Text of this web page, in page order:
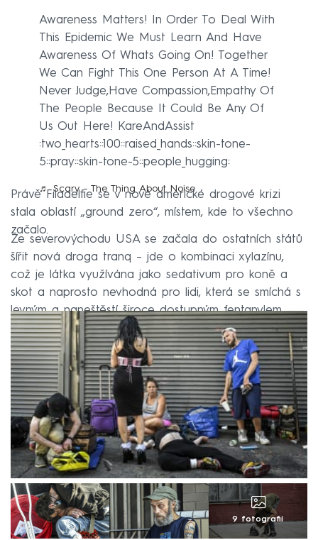
Awareness Matters! In Order To Deal With
This Epidemic We Must Learn And Have
Awareness Of Whats Going On! Together
We Can Fight This One Person At A Time!
Never Judge,Have Compassion,Empathy Of
The People Because It Could Be Any Of
Us Out Here! KareAndAssist
:two_hearts::100::raised_hands::skin-tone-
5::pray::skin-tone-5::people_hugging:
♬ Scary - The Thing About Noise
Právě Filadelfie se v nové americké drogové krizi
stala oblastí „ground zero“, místem, kde to všechno
začalo.
Ze severovýchodu USA se začala do ostatních států
šířit nová droga tranq – jde o kombinaci xylazínu,
což je látka využívána jako sedativum pro koně a
skot a naprosto nevhodná pro lidi, která se smíchá s
levným a naneštěstí široce dostupným fentanylem.
9 fotografií